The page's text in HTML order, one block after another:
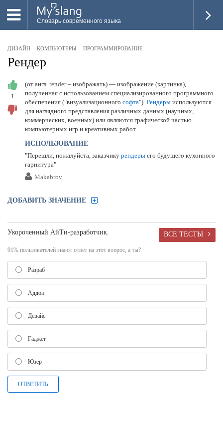
Словарь современного языка
НОВОЕ
ПОПУЛЯРНОЕ
ПРОВЕРИТЬ ЗНАНИЯ
ДОБАВИТЬ СЛОВО
ПРОСВЕТИТЕЛИ
ВОЙТИ
ДИЗАЙН КОМПЬЮТЕРЫ ПРОГРАММИРОВАНИЕ
Рендер
1
(от англ. render – изображать) — изображение (картинка),
полученная с использованием специализированного программного
обеспечения ("визуализационного софта"). Рендеры используются
для наглядного представления различных данных (научных,
коммерческих, военных) или являются графической частью
компьютерных игр и креативных работ.
ИСПОЛЬЗОВАНИЕ
"Перешли, пожалуйста, заказчику рендеры его будущего кухонного
гарнитура"
Makabrov
ДОБАВИТЬ ЗНАЧЕНИЕ
ВСЕ ТЕСТЫ
Укороченный АйТи-разработчик.
91% пользователей знают ответ на этот вопрос, а ты?
Разраб
Аддон
Девайс
Гаджет
Юзер